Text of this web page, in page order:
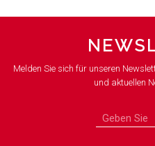
Melden Sie sich für unseren
und aktuellen